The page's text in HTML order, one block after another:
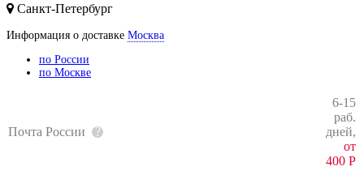
Санкт-Петербург
Информация о доставке Москва
по России
по Москве
Почта России
6-15
раб.
дней,
от
400 Р